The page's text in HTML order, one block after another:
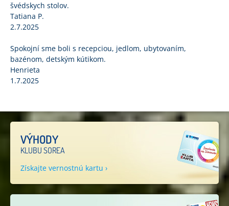
švédskych stolov.
Tatiana P.
2.7.2025
Spokojní sme boli s recepciou, jedlom, ubytovaním,
bazénom, detským kútikom.
Henrieta
1.7.2025
VÝHODY
KLUBU SOREA
Získajte vernostnú kartu ›